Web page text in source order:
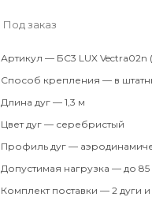
Под заказ
Артикул — БС3 LUX Vectra02n
Способ крепления — в
Длина дуг — 1,3 м
Цвет дуг — серебристый
Профиль дуг —
Допустимая нагрузка — до 85
Комплект поставки — 2 дуги